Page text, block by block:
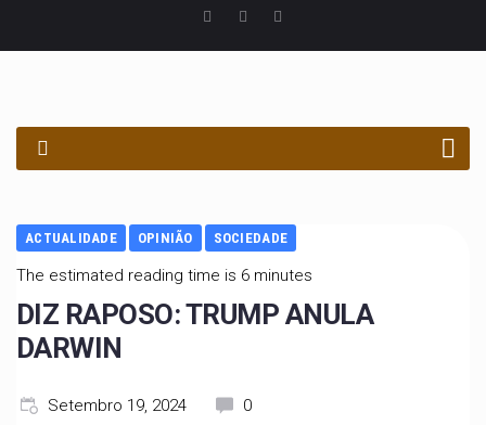
ACTUALIDADE OPINIÃO SOCIEDADE
The estimated reading time is 6 minutes
DIZ RAPOSO: TRUMP ANULA
DARWIN
Setembro 19, 2024 0